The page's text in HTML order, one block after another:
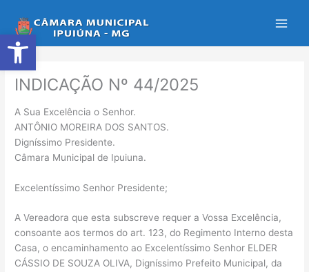
Abrir a barra de ferramentas
para
o
conteúdo
INDICAÇÃO Nº 44/2025
A Sua Excelência o Senhor.
ANTÔNIO MOREIRA DOS SANTOS.
Digníssimo Presidente.
Câmara Municipal de Ipuiuna.
Excelentíssimo Senhor Presidente;
A Vereadora que esta subscreve requer a Vossa Excelência,
consoante aos termos do art. 123, do Regimento Interno desta
Casa, o encaminhamento ao Excelentíssimo Senhor ELDER
CÁSSIO DE SOUZA OLIVA, Digníssimo Prefeito Municipal, da